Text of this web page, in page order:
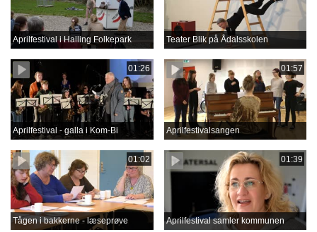
Aprilfestival i Halling Folkepark Teater Blik på Ådalsskolen
01:26
Aprilfestival - galla i Kom-Bi
01:57
Aprilfestivalsangen
01:02
Tågen i bakkerne - læseprøve
01:39
Aprilfestival samler kommunen